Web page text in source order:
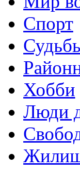
Спорт
Хобби
Люди